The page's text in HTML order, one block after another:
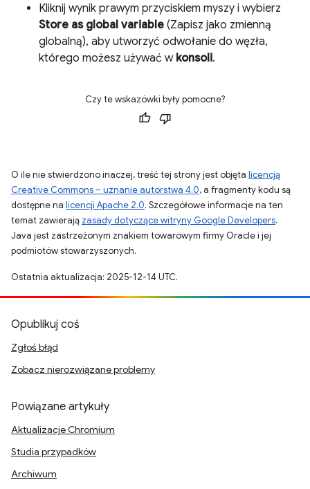
Kliknij wynik prawym przyciskiem myszy i wybierz
Store as global variable (Zapisz jako zmienną
globalną), aby utworzyć odwołanie do węzła,
którego możesz używać w konsoli.
Czy te wskazówki były pomocne?
O ile nie stwierdzono inaczej, treść tej strony jest objęta licencją
Creative Commons – uznanie autorstwa 4.0, a fragmenty kodu są
dostępne na licencji Apache 2.0. Szczegółowe informacje na ten
temat zawierają zasady dotyczące witryny Google Developers.
Java jest zastrzeżonym znakiem towarowym firmy Oracle i jej
podmiotów stowarzyszonych.
Ostatnia aktualizacja: 2025-12-14 UTC.
Opublikuj coś
Zgłoś błąd
Zobacz nierozwiązane problemy
Powiązane artykuły
Aktualizacje Chromium
Studia przypadków
Archiwum